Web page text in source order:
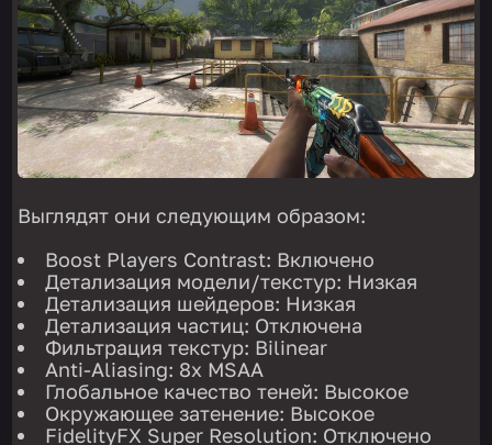
Выглядят они следующим образом:
Boost Players Contrast: Включено
Детализация модели/текстур: Низкая
Детализация шейдеров: Низкая
Детализация частиц: Отключена
Фильтрация текстур: Bilinear
Anti-Aliasing: 8x MSAA
Глобальное качество теней: Высокое
Окружающее затенение: Высокое
FidelityFX Super Resolution: Отключено